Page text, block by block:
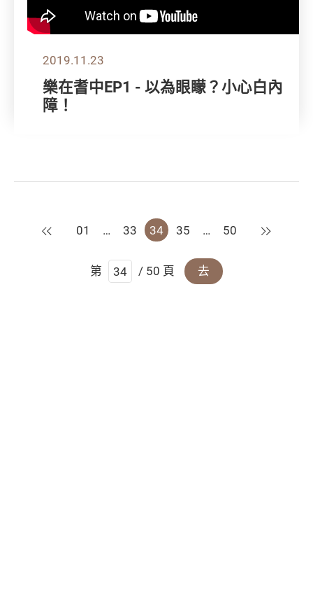
2019.11.23
樂在耆中EP1 - 以為眼矇？小心白內
障！
上一頁
01 … 33 34 35 … 50 下一頁
第 / 50 頁 去